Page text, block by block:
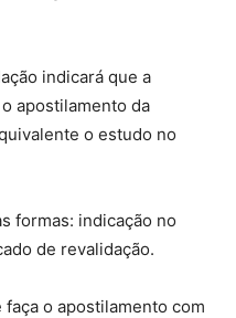
indicará que a
apostilamento da
o estudo no
formas: indicação no
de revalidação.
o apostilamento com